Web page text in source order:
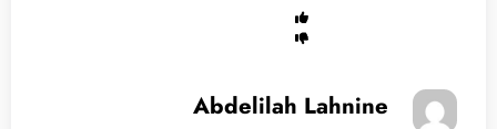
Abdelilah Lahnine